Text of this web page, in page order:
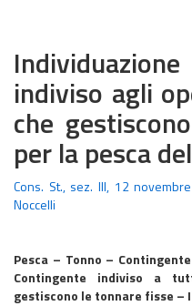
indiviso agli
che
per la pesca
Cons. St., sez. III, 12
Noccelli
Pesca – Tonno –
Contingente indiviso a
gestiscono le tonnare fisse